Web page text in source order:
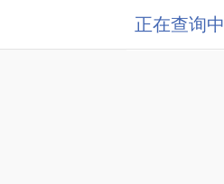
正在查询中